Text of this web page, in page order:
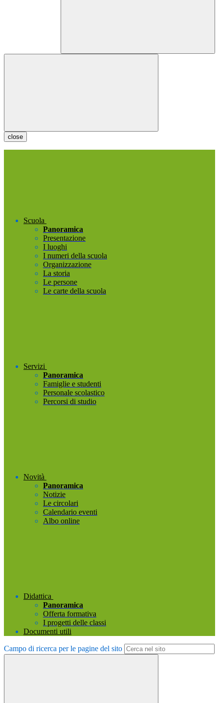
close
Scuola
Panoramica
Presentazione
I luoghi
I numeri della scuola
Organizzazione
La storia
Le persone
Le carte della scuola
Servizi
Panoramica
Famiglie e studenti
Personale scolastico
Percorsi di studio
Novità
Panoramica
Notizie
Le circolari
Calendario eventi
Albo online
Didattica
Panoramica
Offerta formativa
I progetti delle classi
Documenti utili
Campo di ricerca per le pagine del sito